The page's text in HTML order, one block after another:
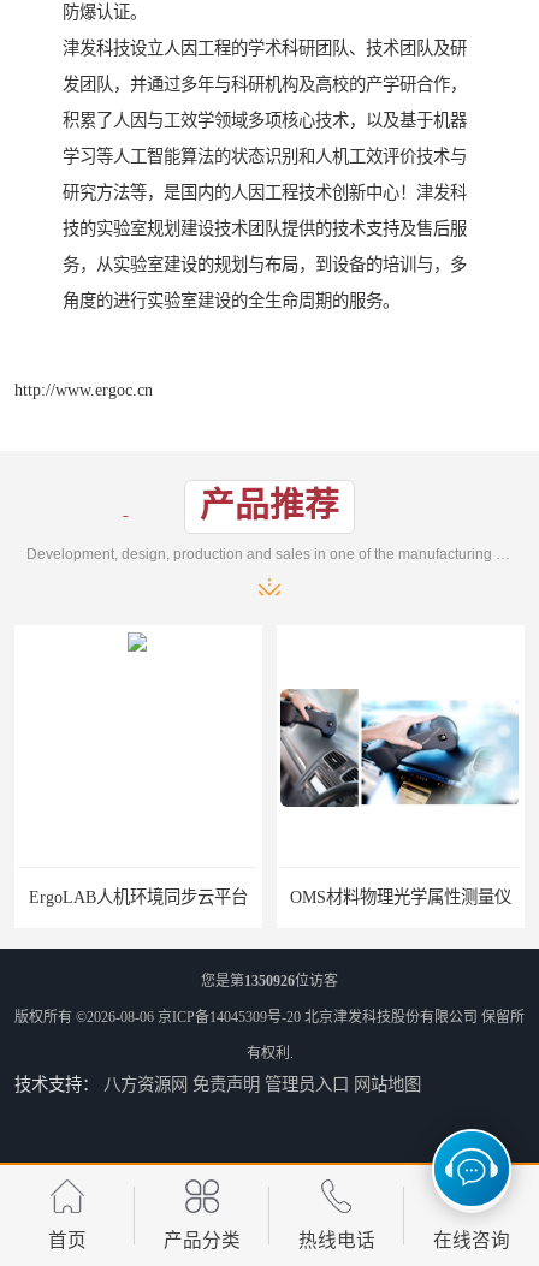
防爆认证。
津发科技设立人因工程的学术科研团队、技术团队及研
发团队，并通过多年与科研机构及高校的产学研合作，
积累了人因与工效学领域多项核心技术，以及基于机器
学习等人工智能算法的状态识别和人机工效评价技术与
研究方法等，是国内的人因工程技术创新中心！津发科
技的实验室规划建设技术团队提供的技术支持及售后服
务，从实验室建设的规划与布局，到设备的培训与，多
角度的进行实验室建设的全生命周期的服务。
http://www.ergoc.cn
产品推荐
Development, design, production and sales in one of the manufacturing enterprises
ErgoLAB人机环境同步云平台 OMS材料物理光学属性测量仪
RESP呼吸反应分析软件
您是第1350926位访客
版权所有 ©2026-08-06 京ICP备14045309号-20 北京津发科技股份有限公司 保留所
有权利.
技术支持： 八方资源网 免责声明 管理员入口 网站地图
首页 产品分类 热线电话 在线咨询